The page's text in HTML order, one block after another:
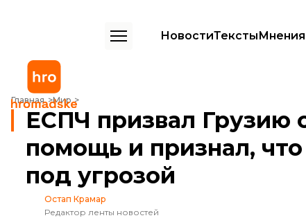
НовостиТекстыМнения
Главная Мир
ЕСПЧ призвал Грузию оказать Саакашвили помощь и признал, что
ЕСПЧ призвал Грузию
помощь и признал,
под угрозой
Остап Крамар
Редактор ленты новостей